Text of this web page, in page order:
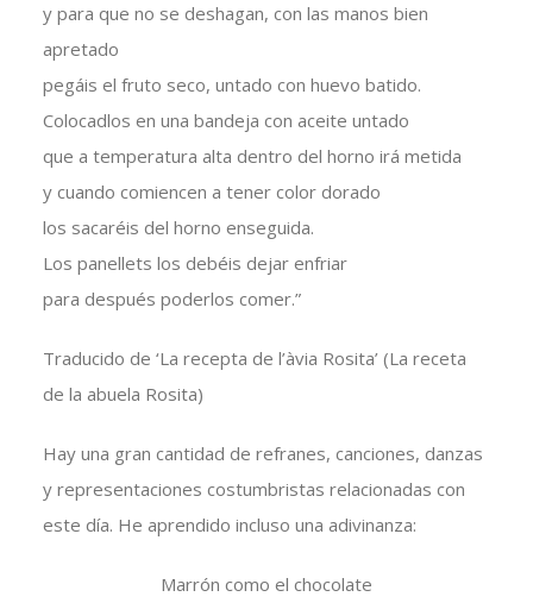
y para que no se deshagan, con las manos bien
apretado
pegáis el fruto seco, untado con huevo batido.
Colocadlos en una bandeja con aceite untado
que a temperatura alta dentro del horno irá metida
y cuando comiencen a tener color dorado
los sacaréis del horno enseguida.
Los panellets los debéis dejar enfriar
para después poderlos comer.”
Traducido de ‘La recepta de l’àvia Rosita’ (La receta
de la abuela Rosita)
Hay una gran cantidad de refranes, canciones, danzas
y representaciones costumbristas relacionadas con
este día. He aprendido incluso una adivinanza:
Marrón como el chocolate